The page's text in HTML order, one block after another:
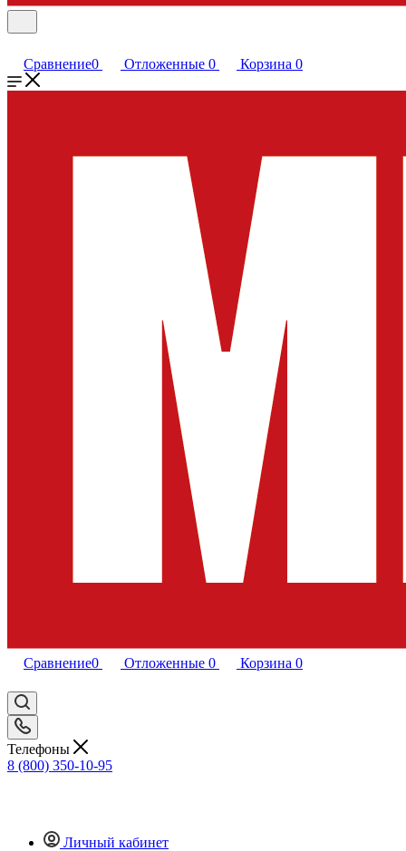
Сравнение0 Отложенные 0 Корзина 0
Сравнение0 Отложенные 0 Корзина 0
Телефоны
8 (800) 350-10-95
Личный кабинет